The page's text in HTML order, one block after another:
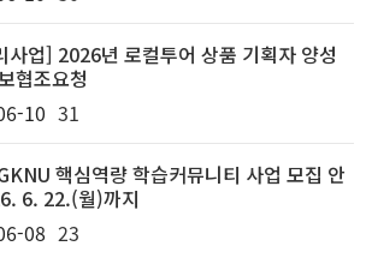
업] 2026년 로컬투어 상품 기획자 양성
협조요청
10 31
핵심역량 학습커뮤니티 사업 모집 안
6. 22.(월)까지
08 23